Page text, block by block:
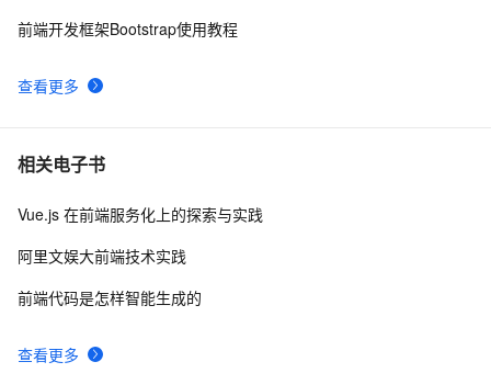
查看更多
前端开发框架Bootstrap使用教程
相关电子书
查看更多
Vue.js 在前端服务化上的探索与实践
阿里文娱大前端技术实践
前端代码是怎样智能生成的